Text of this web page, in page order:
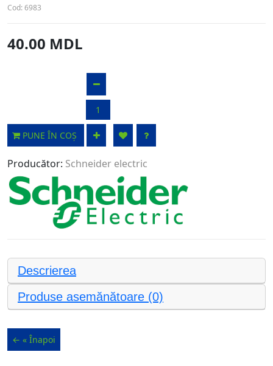
Cod:6983
40.00 MDL
PUNE ÎN COȘ
Producător: Schneider electric
Descrierea
Produse asemănătoare (0)